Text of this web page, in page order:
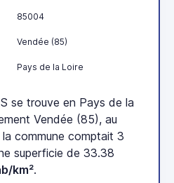
85004
Vendée (85)
Pays de la Loire
se trouve en Pays de la
Vendée (85), au
commune comptait 3
superficie de 33.38
km².